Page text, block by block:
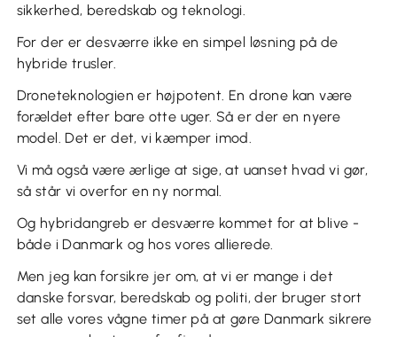
sikkerhed, beredskab og teknologi.
For der er desværre ikke en simpel løsning på de
hybride trusler.
Droneteknologien er højpotent. En drone kan være
forældet efter bare otte uger. Så er der en nyere
model. Det er det, vi kæmper imod.
Vi må også være ærlige at sige, at uanset hvad vi gør,
så står vi overfor en ny normal.
Og hybridangreb er desværre kommet for at blive -
både i Danmark og hos vores allierede.
Men jeg kan forsikre jer om, at vi er mange i det
danske forsvar, beredskab og politi, der bruger stort
set alle vores vågne timer på at gøre Danmark sikrere